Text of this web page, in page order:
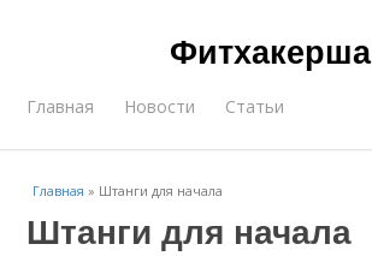
Фитхакерша
Главная Новости Статьи
Главная » Штанги для начала
Штанги для начала